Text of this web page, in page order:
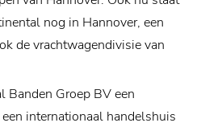
nog in Hannover, een
de vrachtwagendivisie van
Banden Groep BV een
internationaal handelshuis